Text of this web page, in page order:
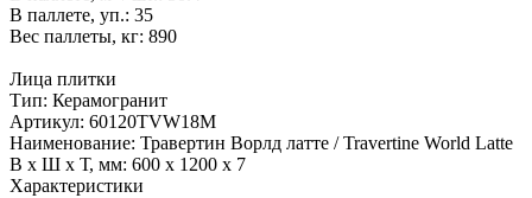
В паллете, уп.: 35
Вес паллеты, кг: 890
Лица плитки
Тип: Керамогранит
Артикул: 60120TVW18M
Наименование: Травертин Ворлд латте / Travertine World Latte
В x Ш x Т, мм: 600 x 1200 x 7
Характеристики